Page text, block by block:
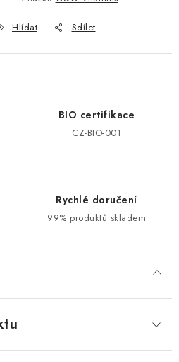
Hlídat Sdílet
BIO certifikace
CZ-BIO-001
Rychlé doručení
99% produktů skladem